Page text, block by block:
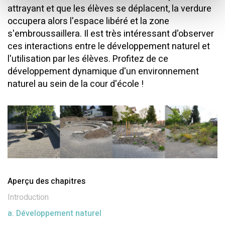
attrayant et que les élèves se déplacent, la verdure
occupera alors l'espace libéré et la zone
s'embroussaillera. Il est très intéressant d'observer
ces interactions entre le développement naturel et
l'utilisation par les élèves. Profitez de ce
développement dynamique d'un environnement
naturel au sein de la cour d'école !
Aperçu des chapitres
Introduction
a. Développement naturel